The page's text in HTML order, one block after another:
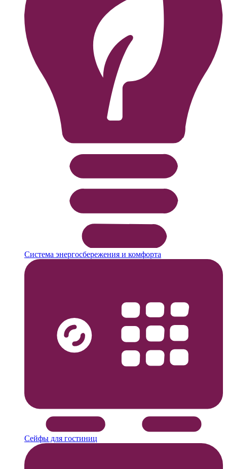
Система энергосбережения и комфорта
Сейфы для гостиниц